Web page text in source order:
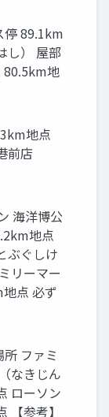
停 89.1km
し） 屋部
80.5km地
地点
前店
海洋博公
地点
ぶぐしけ
リーマー
点 必ず
ファミ
なきじん
ローソン
【参考】